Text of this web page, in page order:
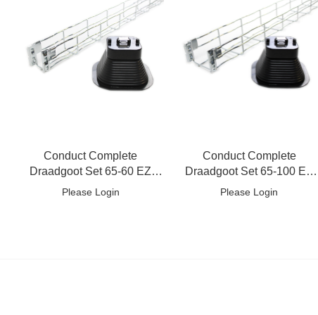
Conduct Complete
Draadgoot Set 65-60 EZ
Plus 12 Meter
Please Login
Conduct Complete
Draadgoot Set 65-100 EZ
Plus 12 Meter
Please Login